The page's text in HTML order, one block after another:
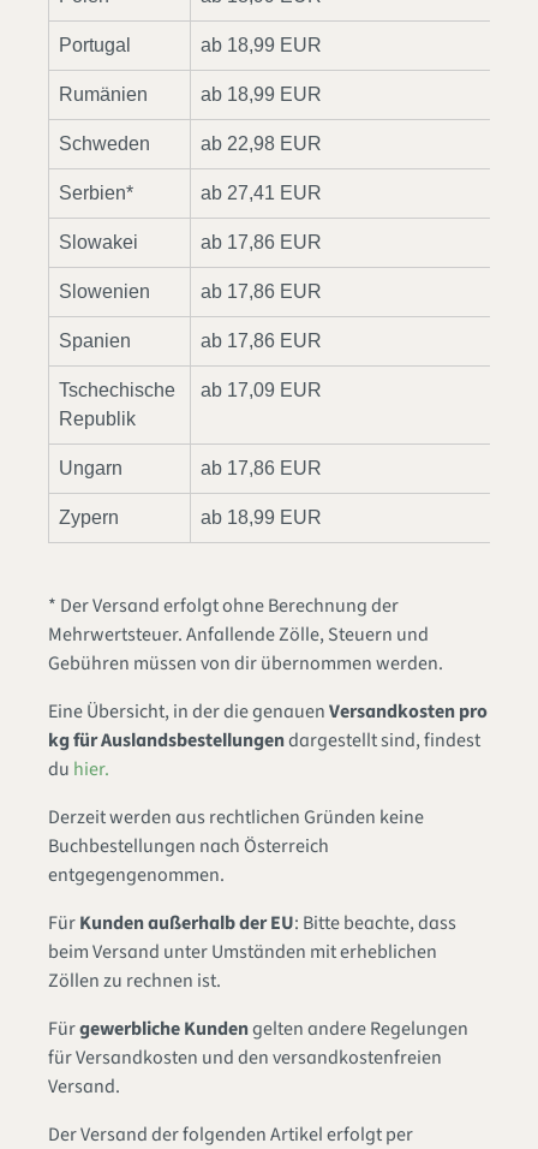
Portugal ab 18,99 EUR
Rumänien ab 18,99 EUR
Schweden ab 22,98 EUR
Serbien* ab 27,41 EUR
Slowakei ab 17,86 EUR
Slowenien ab 17,86 EUR
Spanien ab 17,86 EUR
Tschechische
Republik
ab 17,09 EUR
Ungarn ab 17,86 EUR
Zypern ab 18,99 EUR
* Der Versand erfolgt ohne Berechnung der
Mehrwertsteuer. Anfallende Zölle, Steuern und
Gebühren müssen von dir übernommen werden.
Eine Übersicht, in der die genauenVersandkosten pro
kg für Auslandsbestellungendargestellt sind, findest
du hier.
Derzeit werden aus rechtlichen Gründen keine
Buchbestellungen nach Österreich
entgegengenommen.
FürKunden außerhalb der EU: Bitte beachte, dass
beim Versand unter Umständen mit erheblichen
Zöllen zu rechnen ist.
Fürgewerbliche Kundengelten andere Regelungen
für Versandkosten und den versandkostenfreien
Versand.
Der Versand der folgenden Artikel erfolgt per